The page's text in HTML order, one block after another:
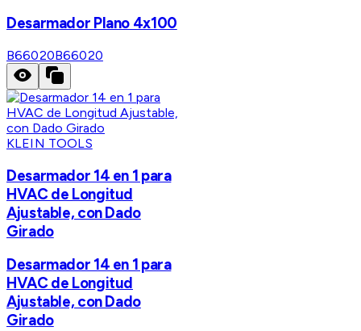
Desarmador Plano 4x100
B66020B66020
KLEIN TOOLS
Desarmador 14 en 1 para
HVAC de Longitud
Ajustable, con Dado
Girado
Desarmador 14 en 1 para
HVAC de Longitud
Ajustable, con Dado
Girado